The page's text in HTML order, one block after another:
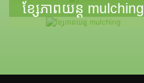
ខ្សែភាពយន្ត mulching